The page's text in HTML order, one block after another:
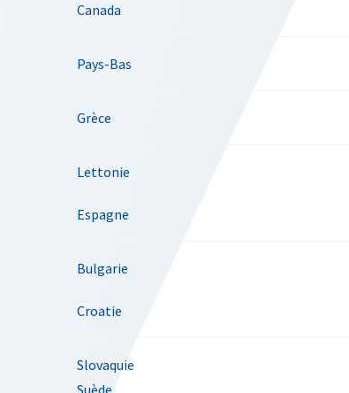
Canada
Pays-Bas
Grèce
Lettonie
Espagne
Bulgarie
Croatie
Slovaquie
Suède